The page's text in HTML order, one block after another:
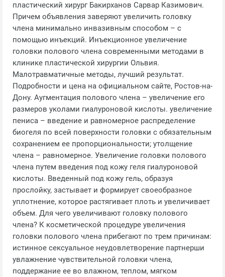
пластический хирург Бакирханов Сарвар Казимович.
Причем объявления заверяют увеличить головку
члена минимально инвазивным способом – с
помощью инъекций. Инъекционное увеличение
головки полового члена современными методами в
клинике пластической хирургии Ольвия.
Малотравматичные методы, лучший результат.
Подробности и цена на официальном сайте, Ростов-на-
Дону. Аугментация полового члена – увеличение его
размеров уколами гиалуроновой кислоты. увеличение
пениса – введение и равномерное распределение
биогеля по всей поверхности головки с обязательным
сохранением ее пропорциональности; утолщение
члена – равномерное. Увеличение головки полового
члена путем введения под кожу геля гиалуроновой
кислоты. Введенный под кожу гель, образуя
прослойку, застывает и формирует своеобразное
уплотнение, которое растягивает плоть и увеличивает
объем. Для чего увеличивают головку полового
члена? К косметической процедуре увеличения
головки полового члена прибегают по трем причинам:
истинное сексуальное неудовлетворение партнерши
увлажнение чувствительной головки члена,
поддержание ее во влажном, теплом, мягком